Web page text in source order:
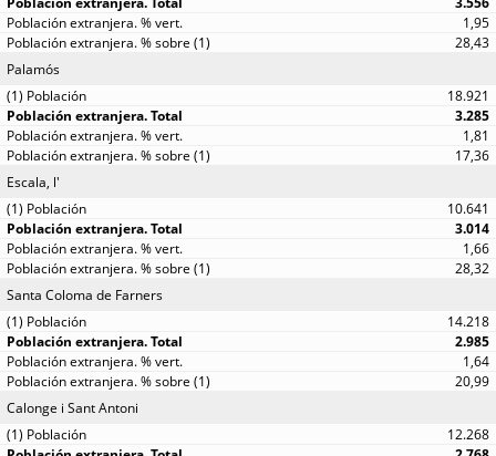
1,95
28,43
Palamós
18.921
3.285
1,81
17,36
Escala, l'
10.641
3.014
1,66
28,32
Santa Coloma de Farners
14.218
2.985
1,64
20,99
Calonge i Sant Antoni
12.268